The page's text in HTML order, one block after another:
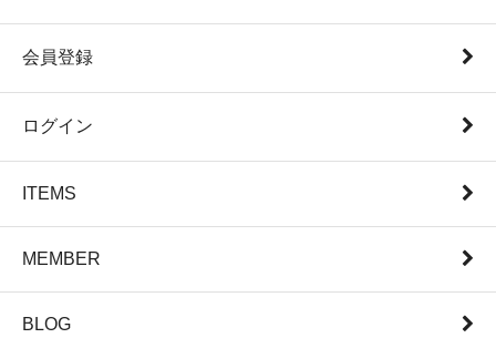
会員登録
ログイン
ITEMS
MEMBER
BLOG